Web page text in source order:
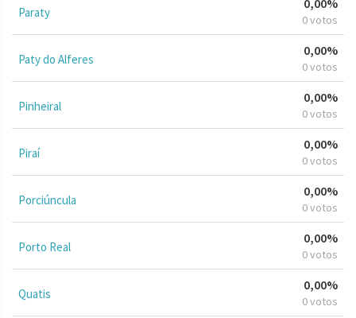
Paraty 0 votos
Paty do Alferes
0,00%
0 votos
Pinheiral
0,00%
0 votos
Piraí
0,00%
0 votos
Porciúncula
0,00%
0 votos
Porto Real
0,00%
0 votos
Quatis
0,00%
0 votos